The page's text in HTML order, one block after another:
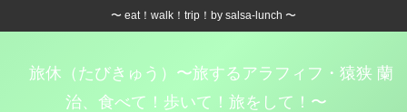
〜 eat！walk！trip！by salsa-lunch 〜
旅休（たびきゅう）〜旅するアラフィフ・猿狭 蘭
治、食べて！歩いて！旅をして！〜